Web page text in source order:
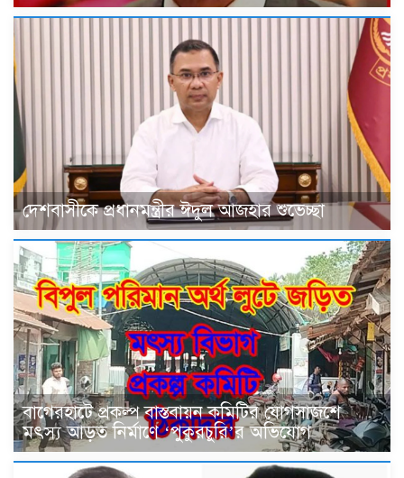
দেশবাসীকে প্রধানমন্ত্রীর ঈদুল আজহার শুভেচ্ছা
বাগেরহাটে প্রকল্প বাস্তবায়ন কমিটির যোগসাজশে
মৎস্য আড়ত নির্মাণে ‘পুকুরচুরি’র অভিযোগ